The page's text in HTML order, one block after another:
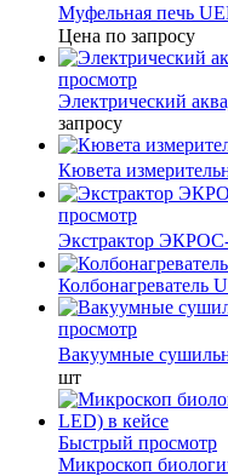
Муфельная печь
Цена по запросу
просмотр
Электрический
запросу
Кювета
просмотр
Экстрактор
Колбонагреватель
просмотр
Вакуумные
шт
Быстрый просмотр
Микроскоп